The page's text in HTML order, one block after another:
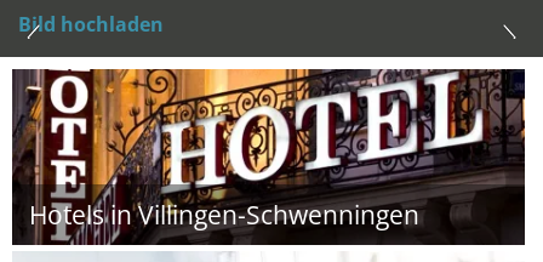
Bild hochladen
Hotels in Villingen-Schwenningen